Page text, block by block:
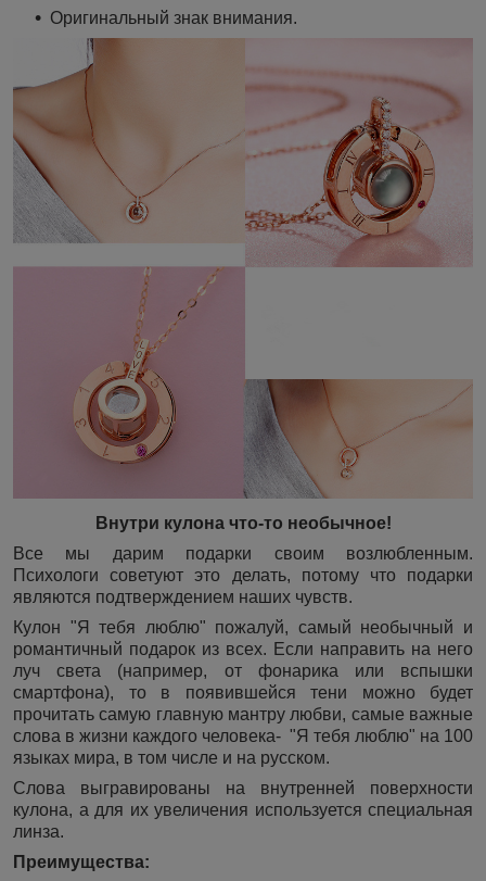
Оригинальный знак внимания.
Внутри кулона что-то необычное!
Все мы дарим подарки своим возлюбленным.
Психологи советуют это делать, потому что подарки
являются подтверждением наших чувств.
Кулон "Я тебя люблю" пожалуй, самый необычный и
романтичный подарок из всех. Если направить на него
луч света (например, от фонарика или вспышки
смартфона), то в появившейся тени можно будет
прочитать самую главную мантру любви, самые важные
слова в жизни каждого человека- "Я тебя люблю" на 100
языках мира, в том числе и на русском.
Слова выгравированы на внутренней поверхности
кулона, а для их увеличения используется специальная
линза.
Преимущества: